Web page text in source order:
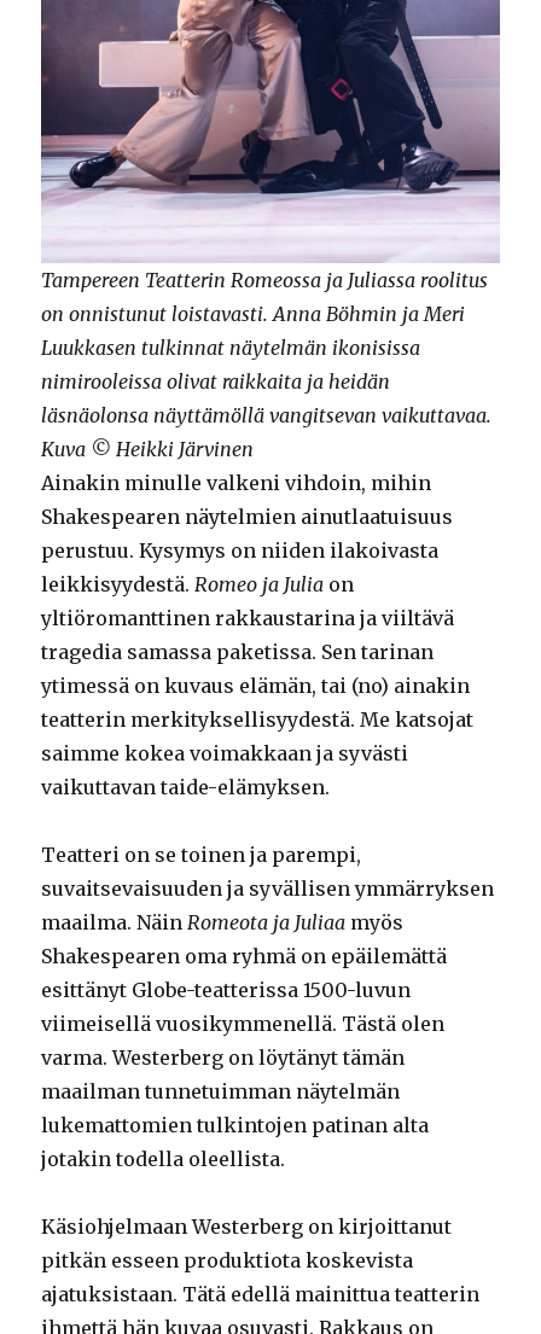
Tampereen Teatterin Romeossa ja Juliassa roolitus
on onnistunut loistavasti. Anna Böhmin ja Meri
Luukkasen tulkinnat näytelmän ikonisissa
nimirooleissa olivat raikkaita ja heidän
läsnäolonsa näyttämöllä vangitsevan vaikuttavaa.
Kuva © Heikki Järvinen
Ainakin minulle valkeni vihdoin, mihin
Shakespearen näytelmien ainutlaatuisuus
perustuu. Kysymys on niiden ilakoivasta
leikkisyydestä. Romeo ja Julia on
yltiöromanttinen rakkaustarina ja viiltävä
tragedia samassa paketissa. Sen tarinan
ytimessä on kuvaus elämän, tai (no) ainakin
teatterin merkityksellisyydestä. Me katsojat
saimme kokea voimakkaan ja syvästi
vaikuttavan taide-elämyksen.
Teatteri on se toinen ja parempi,
suvaitsevaisuuden ja syvällisen ymmärryksen
maailma. Näin Romeota ja Juliaa myös
Shakespearen oma ryhmä on epäilemättä
esittänyt Globe-teatterissa 1500-luvun
viimeisellä vuosikymmenellä. Tästä olen
varma. Westerberg on löytänyt tämän
maailman tunnetuimman näytelmän
lukemattomien tulkintojen patinan alta
jotakin todella oleellista.
Käsiohjelmaan Westerberg on kirjoittanut
pitkän esseen produktiota koskevista
ajatuksistaan. Tätä edellä mainittua teatterin
ihmettä hän kuvaa osuvasti. Rakkaus on